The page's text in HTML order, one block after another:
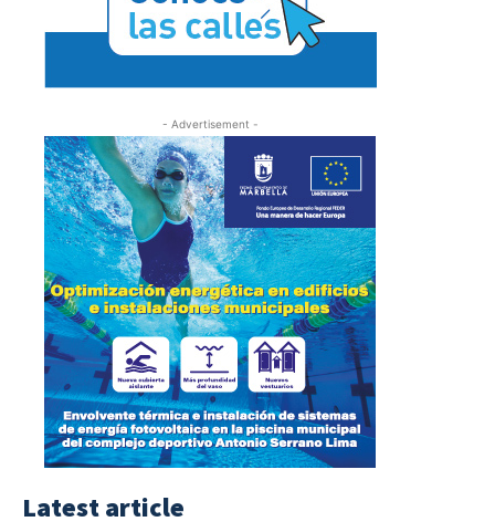
- Advertisement -
Latest article